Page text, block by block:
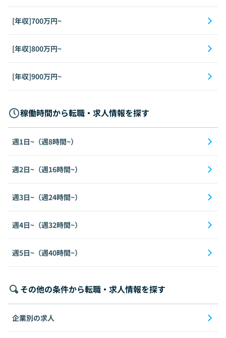
[年収]700万円~
[年収]800万円~
[年収]900万円~
稼働時間から転職・求人情報を探す
週1日~（週8時間~）
週2日~（週16時間~）
週3日~（週24時間~）
週4日~（週32時間~）
週5日~（週40時間~）
その他の条件から転職・求人情報を探す
企業別の求人